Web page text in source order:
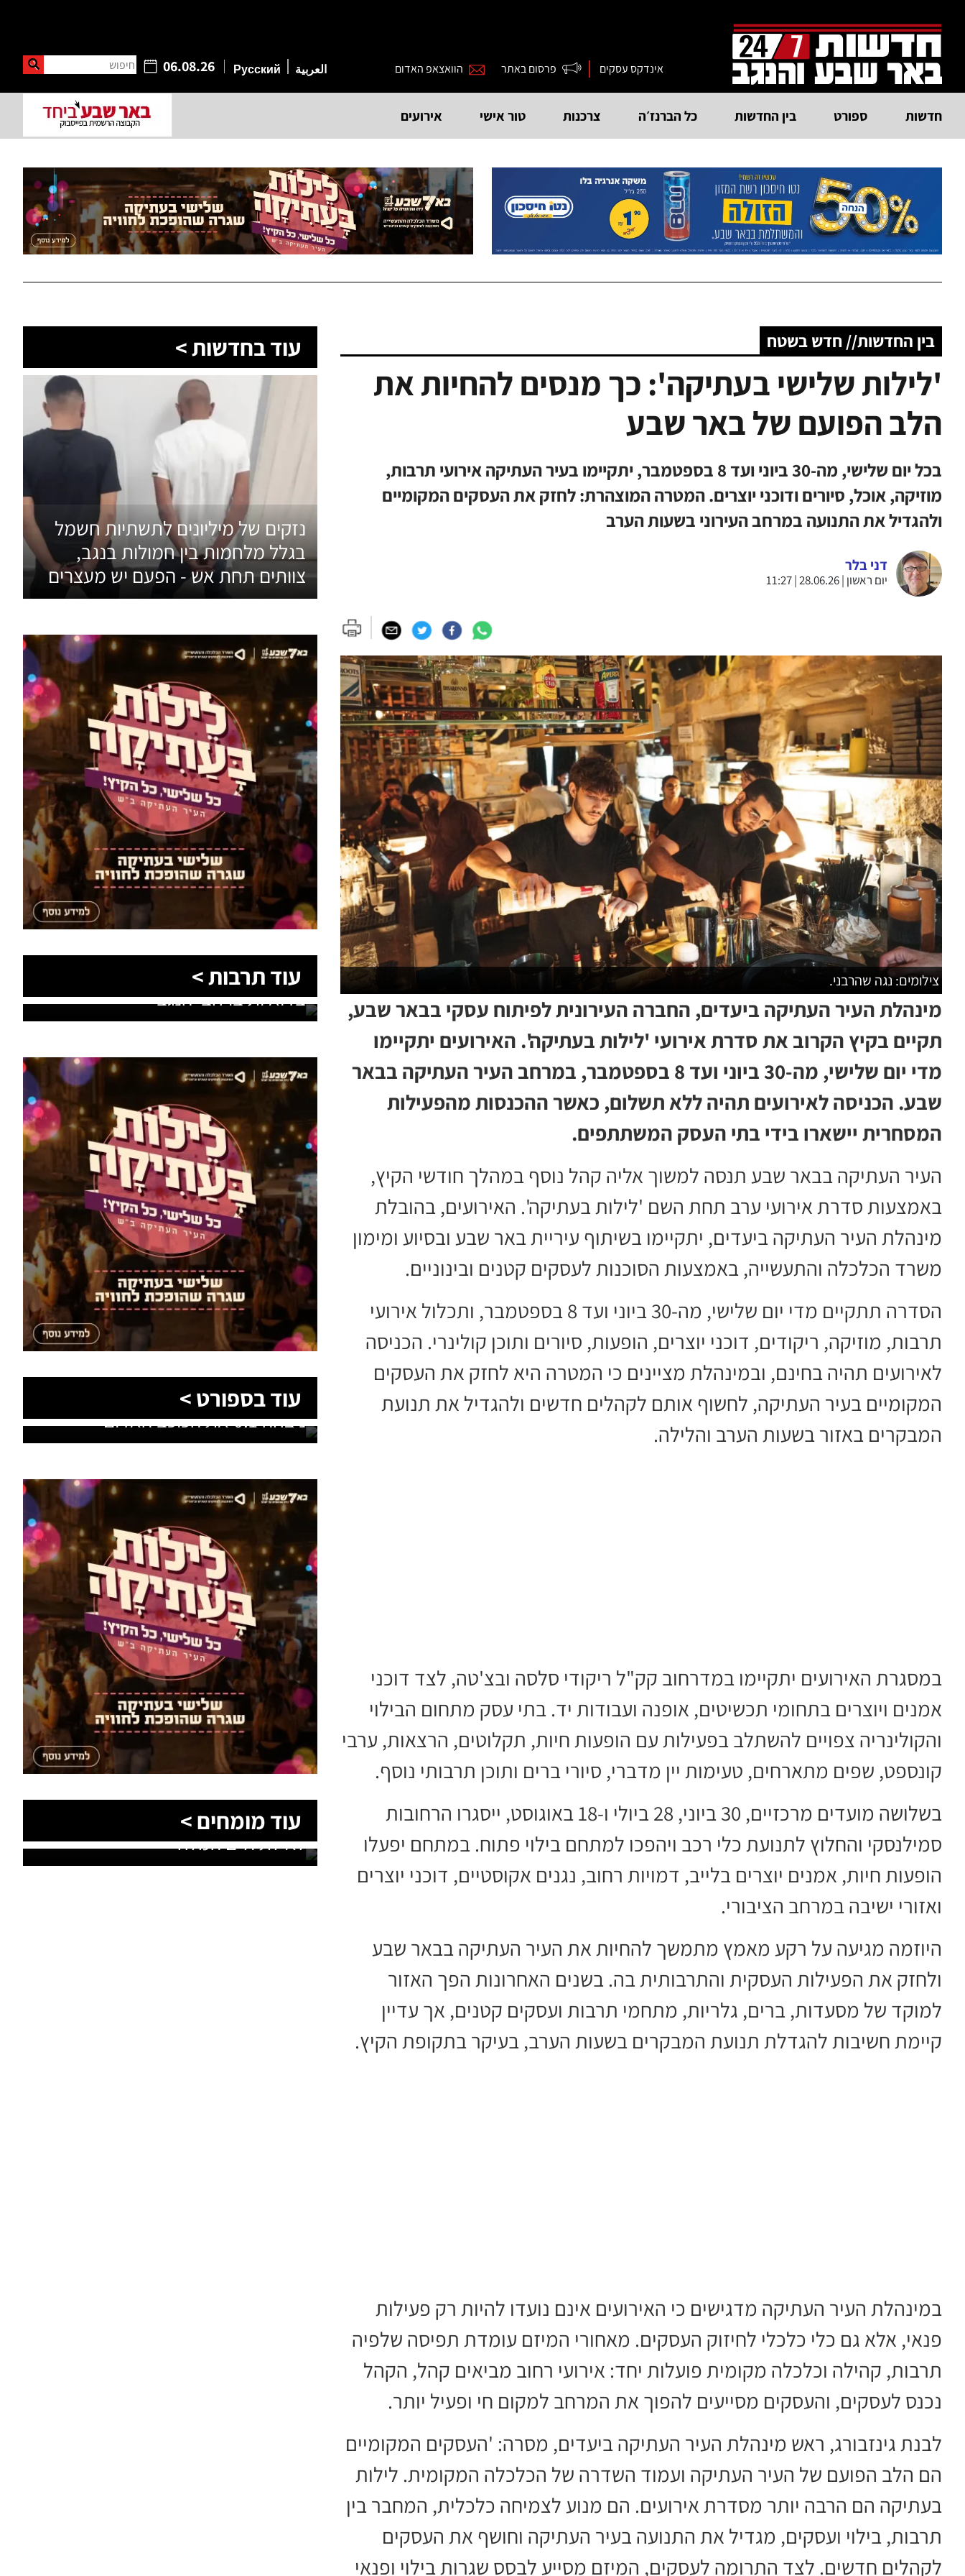
אינדקס עסקים פרסום באתר הוואצאפ האדום 06.08.26 חיפוש العربية Русский
חדשות ספורט בין החדשות כל הברנז׳ה צרכנות טור אישי אירועים
בין החדשות// חדש בשטח
'לילות שלישי בעתיקה': כך מנסים להחיות את
הלב הפועם של באר שבע
בכל יום שלישי, מה-30 ביוני ועד 8 בספטמבר, יתקיימו בעיר העתיקה אירועי תרבות,
מוזיקה, אוכל, סיורים ודוכני יוצרים. המטרה המוצהרת: לחזק את העסקים המקומיים
ולהגדיל את התנועה במרחב העירוני בשעות הערב
דני בלר
יום ראשון | 28.06.26 | 11:27
צילומים: נגה שהרבני.
מינהלת העיר העתיקה ביעדים, החברה העירונית לפיתוח עסקי בבאר שבע,
תקיים בקיץ הקרוב את סדרת אירועי 'לילות בעתיקה'. האירועים יתקיימו
מדי יום שלישי, מה-30 ביוני ועד 8 בספטמבר, במרחב העיר העתיקה בבאר
שבע. הכניסה לאירועים תהיה ללא תשלום, כאשר ההכנסות מהפעילות
המסחרית יישארו בידי בתי העסק המשתתפים.
העיר העתיקה בבאר שבע תנסה למשוך אליה קהל נוסף במהלך חודשי הקיץ,
באמצעות סדרת אירועי ערב תחת השם 'לילות בעתיקה'. האירועים, בהובלת
מינהלת העיר העתיקה ביעדים, יתקיימו בשיתוף עיריית באר שבע ובסיוע ומימון
משרד הכלכלה והתעשייה, באמצעות הסוכנות לעסקים קטנים ובינוניים.
הסדרה תתקיים מדי יום שלישי, מה-30 ביוני ועד 8 בספטמבר, ותכלול אירועי
תרבות, מוזיקה, ריקודים, דוכני יוצרים, הופעות, סיורים ותוכן קולינרי. הכניסה
לאירועים תהיה בחינם, ובמינהלת מציינים כי המטרה היא לחזק את העסקים
המקומיים בעיר העתיקה, לחשוף אותם לקהלים חדשים ולהגדיל את תנועת
המבקרים באזור בשעות הערב והלילה.
במסגרת האירועים יתקיימו במדרחוב קק"ל ריקודי סלסה ובצ'טה, לצד דוכני
אמנים ויוצרים בתחומי תכשיטים, אופנה ועבודות יד. בתי עסק מתחום הבילוי
והקולינריה צפויים להשתלב בפעילות עם הופעות חיות, תקלוטים, הרצאות, ערבי
קונספט, שפים מתארחים, טעימות יין מדברי, סיורי ברים ותוכן תרבותי נוסף.
בשלושה מועדים מרכזיים, 30 ביוני, 28 ביולי ו-18 באוגוסט, ייסגרו הרחובות
סמילנסקי והחלוץ לתנועת כלי רכב ויהפכו למתחם בילוי פתוח. במתחם יפעלו
הופעות חיות, אמנים יוצרים בלייב, דמויות רחוב, נגנים אקוסטיים, דוכני יוצרים
ואזורי ישיבה במרחב הציבורי.
היוזמה מגיעה על רקע מאמץ מתמשך להחיות את העיר העתיקה בבאר שבע
ולחזק את הפעילות העסקית והתרבותית בה. בשנים האחרונות הפך האזור
למוקד של מסעדות, ברים, גלריות, מתחמי תרבות ועסקים קטנים, אך עדיין
קיימת חשיבות להגדלת תנועת המבקרים בשעות הערב, בעיקר בתקופת הקיץ.
במינהלת העיר העתיקה מדגישים כי האירועים אינם נועדו להיות רק פעילות
פנאי, אלא גם כלי כלכלי לחיזוק העסקים. מאחורי המיזם עומדת תפיסה שלפיה
תרבות, קהילה וכלכלה מקומית פועלות יחד: אירועי רחוב מביאים קהל, הקהל
נכנס לעסקים, והעסקים מסייעים להפוך את המרחב למקום חי ופעיל יותר.
לבנת גינזבורג, ראש מינהלת העיר העתיקה ביעדים, מסרה: 'העסקים המקומיים
הם הלב הפועם של העיר העתיקה ועמוד השדרה של הכלכלה המקומית. לילות
בעתיקה הם הרבה יותר מסדרת אירועים. הם מנוע לצמיחה כלכלית, המחבר בין
תרבות, בילוי ועסקים, מגדיל את התנועה בעיר העתיקה וחושף את העסקים
לקהלים חדשים. לצד התרומה לעסקים, המיזם מסייע לבסס שגרות בילוי ופנאי
עוד בחדשות >
נזקים של מיליונים לתשתיות חשמל
בגלל מלחמות בין חמולות בנגב,
צוותים תחת אש - הפעם יש מעצרים
עוד תרבות >
יוצאים מהמסלול המוכר: חוויות קיץ
בדואיות ברחבי הנגב
עוד בספורט >
בעשרה שחקנים: הפועל באר שבע
ניצחה 0:1 את הכוכב האדום
עוד מומחים >
הסעות בדרום 2026: כך מתכננים
נסיעה קבוצתית מושלמת לנגב,
לאילת ולים המלח